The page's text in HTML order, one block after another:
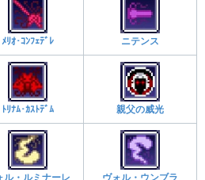
ﾒﾘｵ･ｺﾝﾌｪﾃﾞﾚ ニテンス
ﾄﾘﾅﾑ･ｶｽﾄﾃﾞﾑ 親父の威光
ル・ルミナーレ ヴォル・ウンブラ